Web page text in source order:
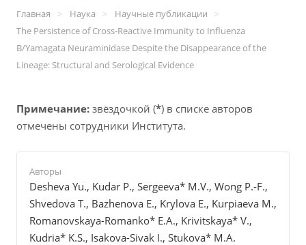
Главная > Наука > Научные публикации >
The Persistence of Cross-Reactive Immunity to Influenza
B/Yamagata Neuraminidase Despite the Disappearance of the
Lineage: Structural and Serological Evidence
Примечание: звёздочкой (*) в списке авторов
отмечены сотрудники Института.
Авторы
Desheva Yu., Kudar P., Sergeeva* M.V., Wong P.-F.,
Shvedova T., Bazhenova E., Krylova E., Kurpiaeva M.,
Romanovskaya-Romanko* E.A., Krivitskaya* V.,
Kudria* K.S., Isakova-Sivak I., Stukova* M.A.